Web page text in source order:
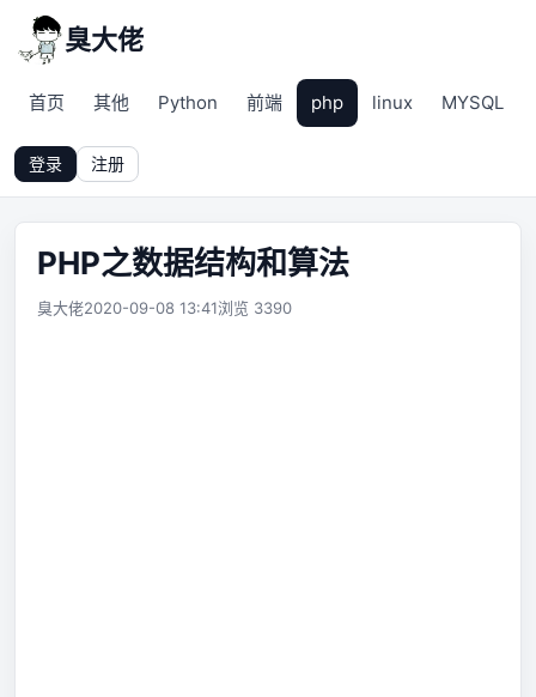
臭大佬
首页 其他 Python 前端 php linux MYSQL
登录 注册
PHP之数据结构和算法
臭大佬2020-09-08 13:41浏览 3390